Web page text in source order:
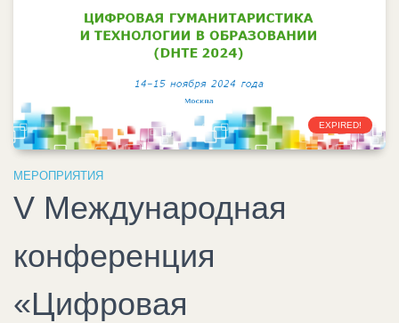
EXPIRED!
МЕРОПРИЯТИЯ
V Международная
конференция
«Цифровая